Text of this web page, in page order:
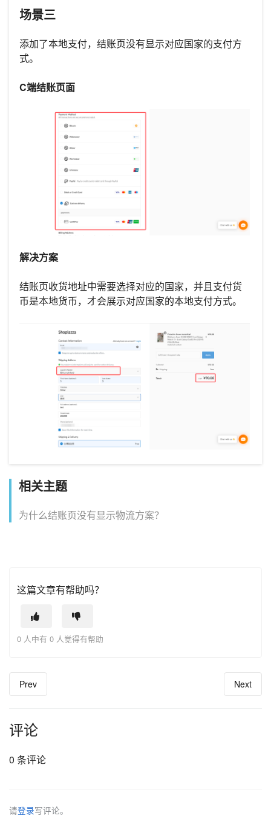
场景三
添加了本地支付，结账页没有显示对应国家的支付方
式。
C端结账页面
解决方案
结账页收货地址中需要选择对应的国家，并且支付货
币是本地货币，才会展示对应国家的本地支付方式。
相关主题
为什么结账页没有显示物流方案？
这篇文章有帮助吗？
0 人中有 0 人觉得有帮助
Prev Next
评论
0 条评论
请登录写评论。